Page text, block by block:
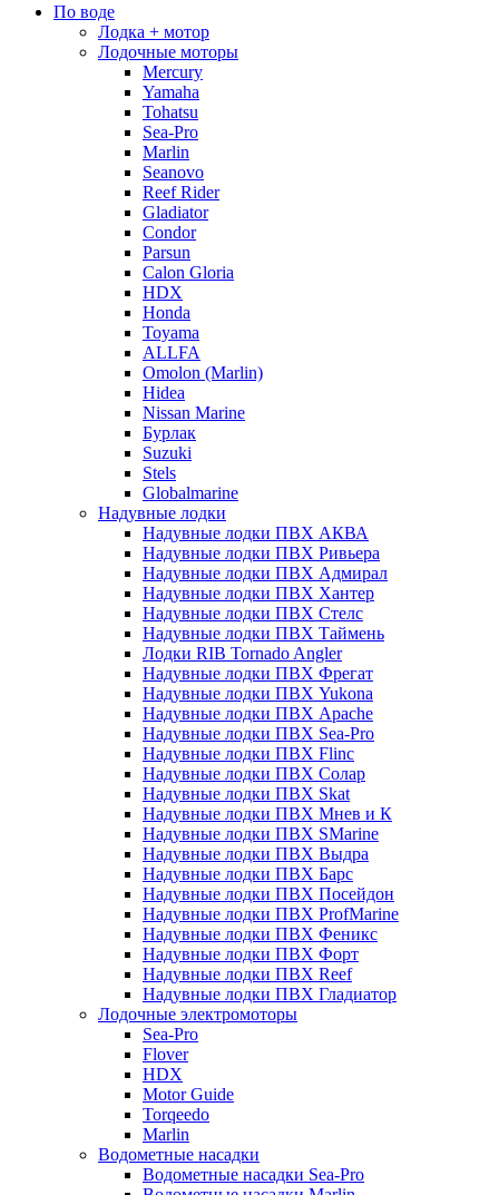
По воде
Лодка + мотор
Лодочные моторы
Mercury
Yamaha
Tohatsu
Sea-Pro
Marlin
Seanovo
Reef Rider
Gladiator
Condor
Parsun
Calon Gloria
HDX
Honda
Toyama
ALLFA
Omolon (Marlin)
Hidea
Nissan Marine
Бурлак
Suzuki
Stels
Globalmarine
Надувные лодки
Надувные лодки ПВХ АКВА
Надувные лодки ПВХ Ривьера
Надувные лодки ПВХ Адмирал
Надувные лодки ПВХ Хантер
Надувные лодки ПВХ Стелс
Надувные лодки ПВХ Таймень
Лодки RIB Tornado Angler
Надувные лодки ПВХ Фрегат
Надувные лодки ПВХ Yukona
Надувные лодки ПВХ Apache
Надувные лодки ПВХ Sea-Pro
Надувные лодки ПВХ Flinc
Надувные лодки ПВХ Солар
Надувные лодки ПВХ Skat
Надувные лодки ПВХ Мнев и К
Надувные лодки ПВХ SMarine
Надувные лодки ПВХ Выдра
Надувные лодки ПВХ Барс
Надувные лодки ПВХ Посейдон
Надувные лодки ПВХ ProfMarine
Надувные лодки ПВХ Феникс
Надувные лодки ПВХ Форт
Надувные лодки ПВХ Reef
Надувные лодки ПВХ Гладиатор
Лодочные электромоторы
Sea-Pro
Flover
HDX
Motor Guide
Torqeedo
Marlin
Водометные насадки
Водометные насадки Sea-Pro